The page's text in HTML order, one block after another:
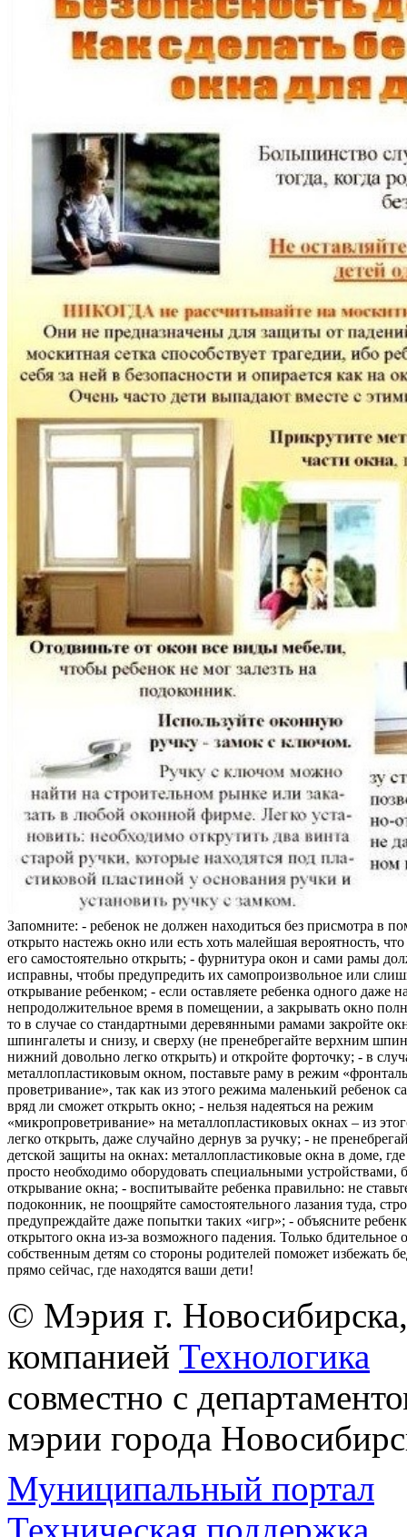
Запомните: - ребенок не должен находиться без присмотра в
открыто настежь окно или есть хоть малейшая вероятность,
его самостоятельно открыть; - фурнитура окон и сами рамы
исправны, чтобы предупредить их самопроизвольное или
открывание ребенком; - если оставляете ребенка одного даже
непродолжительное время в помещении, а закрывать окно
то в случае со стандартными деревянными рамами закройте
шпингалеты и снизу, и сверху (не пренебрегайте верхним
нижний довольно легко открыть) и откройте форточку; - в
металлопластиковым окном, поставьте раму в режим
проветривание», так как из этого режима маленький ребенок
вряд ли сможет открыть окно; - нельзя надеяться на режим
«микропроветривание» на металлопластиковых окнах – из
легко открыть, даже случайно дернув за ручку; - не
детской защиты на окнах: металлопластиковые окна в доме, где
просто необходимо оборудовать специальными
открывание окна; - воспитывайте ребенка правильно: не
подоконник, не поощряйте самостоятельного лазания туда,
предупреждайте даже попытки таких «игр»; - объясните
открытого окна из-за возможного падения. Только бдительное
собственным детям со стороны родителей поможет избежать
прямо сейчас, где находятся ваши дети!
© Мэрия г.
компанией Технологика
совместно с
мэрии города
Муниципальный портал